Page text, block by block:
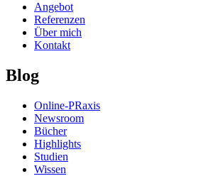
Angebot
Referenzen
Über mich
Kontakt
Blog
Online-PRaxis
Newsroom
Bücher
Highlights
Studien
Wissen